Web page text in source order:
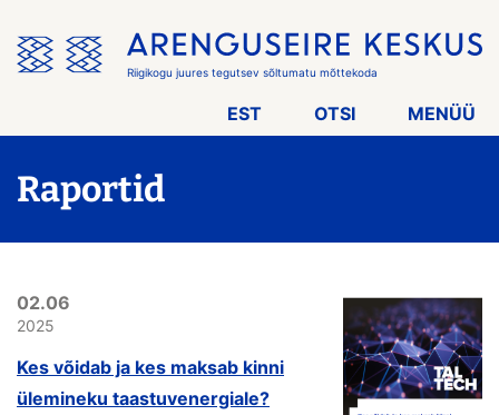
menüü
vahele
Riigikogu juures tegutsev sõltumatu mõttekoda
EST OTSI MENÜÜ
Raportid
02.06
2025
Kes võidab ja kes maksab kinni
ülemineku taastuvenergiale?